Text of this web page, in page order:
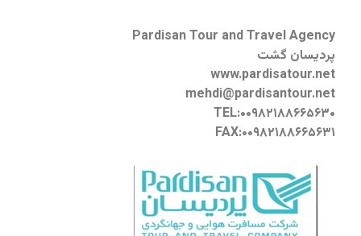
Pardisan Tour and Travel Agency
پردیسان گشت
www.pardisatour.net
mehdi@pardisantour.net
TEL:۰۰۹۸۲۱۸۸۶۶۵۶۳۰
FAX:۰۰۹۸۲۱۸۸۶۶۵۶۳۱